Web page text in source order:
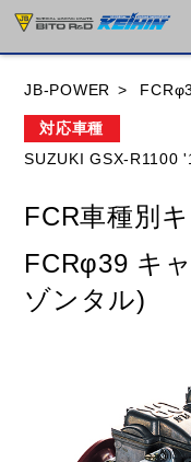
HUSQVANA
JB-POWER
対応車種
SUZUKI GSX-R1100
FCR車種別
FCRφ39 キ
ゾンタル)